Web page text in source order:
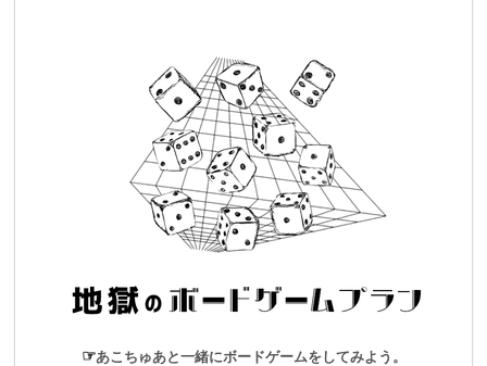
spoon+史上最大規模でのワンマンシ
ョーへの挑戦☜
wefan をご覧の皆様 はじめまして。spoon+のあこちゅあで
spoon+は「世界を驚きで楽しくする」をテーマに2010年に私
が立ち上げたプロジェクトで、
ライブではプロジェクションマッピングをはじめ、視覚的なギ
ミックを多用し楽曲のもつ世界観を演出してきました。
☞あこちゅあと一緒にボードゲームをしてみよう。